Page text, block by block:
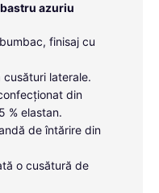
azuriu
finisaj cu
laterale.
din
% elastan.
de întărire din
o cusătură de